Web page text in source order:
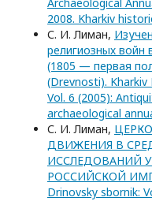
2008. Kharkiv
С. И. Лиман,
религиозных войн
(1805 — первая
(Drevnosti). Kharkiv
Vol. 6 (2005):
archaeological
С. И. Лиман,
ДВИЖЕНИЯ В
ИССЛЕДОВАНИЙ
РОССИЙСКОЙ
Drinovsky sbornik: